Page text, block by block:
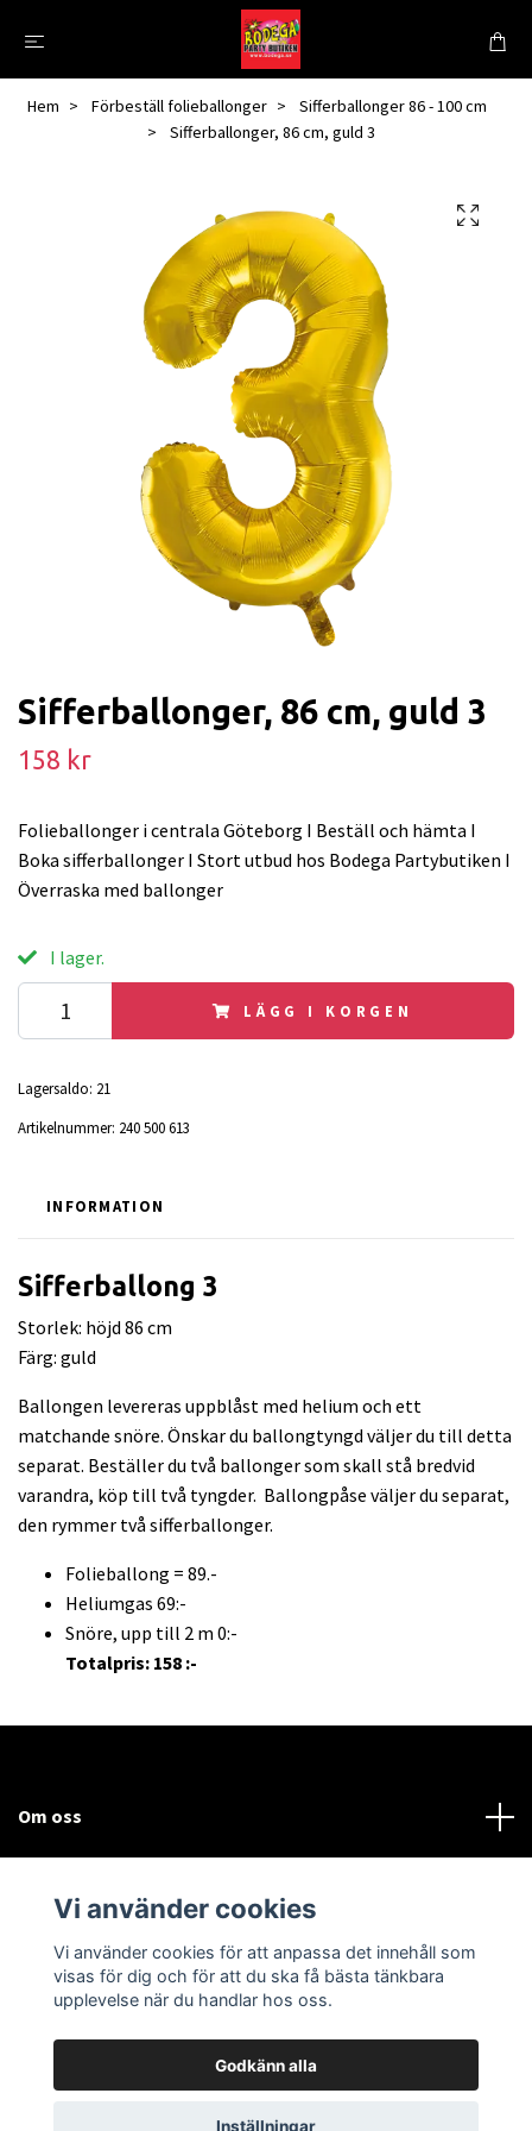
Hem Förbeställ folieballonger
Sifferballonger 86 - 100 cm
Sifferballonger, 86 cm, guld 3
Sifferballonger, 86 cm, guld 3
158 kr
Folieballonger i centrala Göteborg I Beställ och hämta I
Boka sifferballonger I Stort utbud hos Bodega Partybutiken I
Överraska med ballonger
I lager.
LÄGG I KORGEN
Lagersaldo: 21
Artikelnummer: 240 500 613
INFORMATION
Sifferballong 3
Storlek: höjd 86 cm
Färg: guld
Ballongen levereras uppblåst med helium och ett
matchande snöre. Önskar du ballongtyngd väljer du till detta
separat. Beställer du två ballonger som skall stå bredvid
varandra, köp till två tyngder. Ballongpåse väljer du separat,
den rymmer två sifferballonger.
Folieballong = 89.-
Heliumgas 69:-
Snöre, upp till 2 m 0:-
Totalpris: 158 :-
Om oss
Sociala medier
© 2026 Bodega Partybutiken
Vi använder cookies
Vi använder cookies för att anpassa det innehåll som
visas för dig och för att du ska få bästa tänkbara
upplevelse när du handlar hos oss.
Godkänn alla
Inställningar